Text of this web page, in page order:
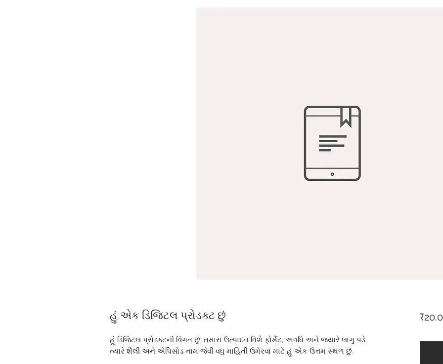
હું એક ડિજિટલ પ્રોડક્ટ છું
હું ડિજિટલ પ્રોડક્ટની વિગત છું. તમારા ઉત્પાદન વિશે ફોર્મેટ, અવધિ અને જ્યારે લાગુ પડે
ત્યારે શૈલી અને એપિસોડ નામ જેવી વધુ માહિતી ઉમેરવા માટે હું એક ઉત્તમ સ્થળ છું.